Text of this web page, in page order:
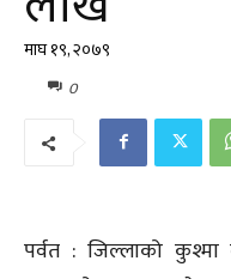
माघ १९, २०७९
0
पर्वत : जिल्लाको